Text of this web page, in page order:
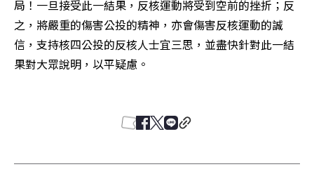
局！一旦接受此一結果，反核運動將受到空前的挫折；反
之，將嚴重的傷害公投的精神，亦會傷害反核運動的誠
信，支持核四公投的反核人士宜三思，並盡快針對此一結
果對大眾說明，以平疑慮。